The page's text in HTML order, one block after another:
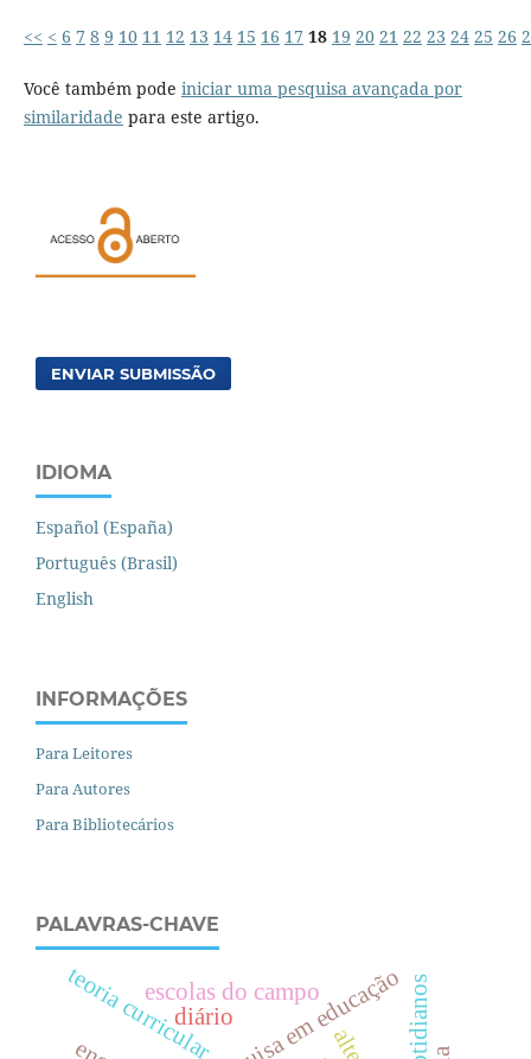
<< < 6 7 8 9 10 11 12 13 14 15 16 17 18 19 20 21 22 23 24 25 26
Você também pode iniciar uma pesquisa avançada por
similaridade para este artigo.
ENVIAR SUBMISSÃO
IDIOMA
Español (España)
Português (Brasil)
English
INFORMAÇÕES
Para Leitores
Para Autores
Para Bibliotecários
PALAVRAS-CHAVE
pesquisa em educação
teoria curricularescolas do campo
diário